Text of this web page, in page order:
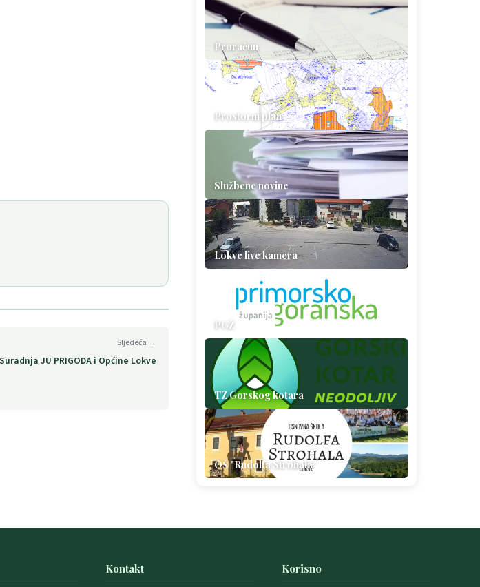
Sljedeća →
Suradnja JU PRIGODA i Općine Lokve
Proračun
Prostorni plan
Službene novine
Lokve live kamera
PGŽ
TZ Gorskog kotara
OŠ "Rudolfa Strohala"
Kontakt Korisno